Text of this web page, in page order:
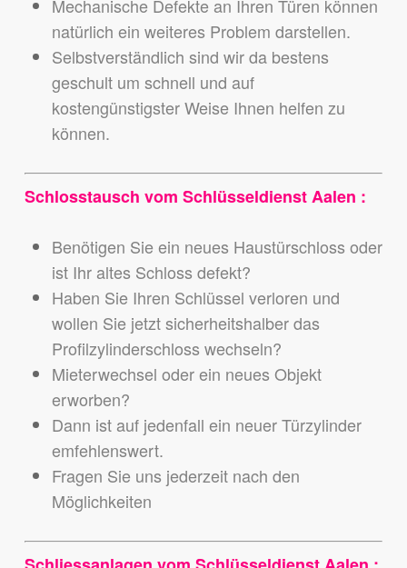
Mechanische Defekte an Ihren Türen können
natürlich ein weiteres Problem darstellen.
Selbstverständlich sind wir da bestens
geschult um schnell und auf
kostengünstigster Weise Ihnen helfen zu
können.
Schlosstausch vom Schlüsseldienst Aalen :
Benötigen Sie ein neues Haustürschloss oder
ist Ihr altes Schloss defekt?
Haben Sie Ihren Schlüssel verloren und
wollen Sie jetzt sicherheitshalber das
Profilzylinderschloss wechseln?
Mieterwechsel oder ein neues Objekt
erworben?
Dann ist auf jedenfall ein neuer Türzylinder
emfehlenswert.
Fragen Sie uns jederzeit nach den
Möglichkeiten